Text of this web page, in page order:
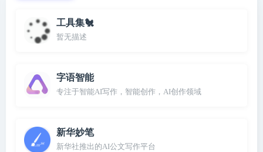
工具集🐔
暂无描述
字语智能
专注于智能AI写作，智能创作，AI创作领域
新华妙笔
新华社推出的AI公文写作平台